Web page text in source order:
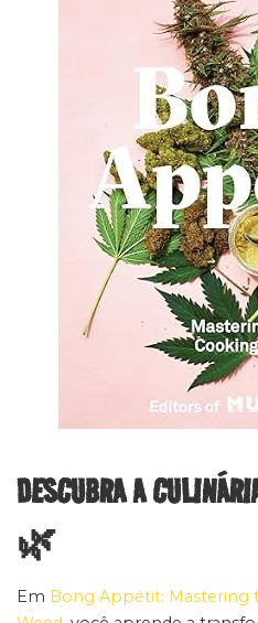
DESCUBRA A
🌿
Em Bong Appétit: Mastering